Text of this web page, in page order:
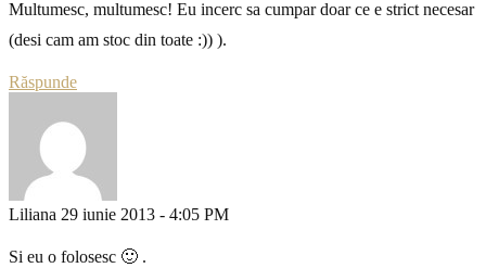
Multumesc, multumesc! Eu incerc sa cumpar doar ce e strict necesar
(desi cam am stoc din toate :)) ).
Răspunde
Liliana 29 iunie 2013 - 4:05 PM
Si eu o folosesc 🙂 .